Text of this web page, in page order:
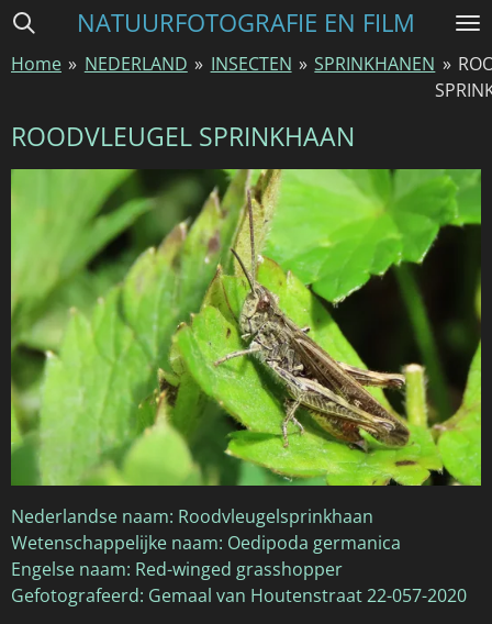
Ga
naar
hoofdinhoud
NATUURFOTOGRAFIE EN FILM
Home » NEDERLAND » INSECTEN » SPRINKHANEN »
ROODVLEUGEL SPRINKHAAN
Nederlandse naam: Roodvleugelsprinkhaan
Wetenschappelijke naam: Oedipoda germanica
Engelse naam: Red-winged grasshopper
Gefotografeerd: Gemaal van Houtenstraat 22-057-2020